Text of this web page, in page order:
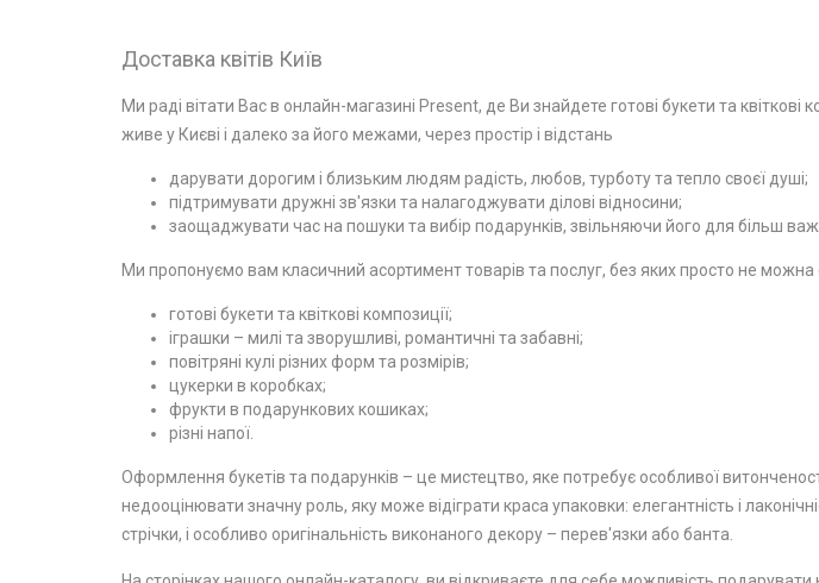
Доставка квітів Київ
Ми раді вітати Вас в онлайн-магазині Present, де Ви знайдете готові букети та
живе у Києві і далеко за його межами, через простір і відстань
дарувати дорогим і близьким людям радість, любов, турботу та тепло своєї душі;
підтримувати дружні зв'язки та налагоджувати ділові відносини;
заощаджувати час на пошуки та вибір подарунків, звільняючи його для більш
Ми пропонуємо вам класичний асортимент товарів та послуг, без яких просто не
готові букети та квіткові композиції;
іграшки – милі та зворушливі, романтичні та забавні;
повітряні кулі різних форм та розмірів;
цукерки в коробках;
фрукти в подарункових кошиках;
різні напої.
Оформлення букетів та подарунків – це мистецтво, яке потребує особливої
недооцінювати значну роль, яку може відіграти краса упаковки: елегантність і
стрічки, і особливо оригінальність виконаного декору – перев'язки або банта.